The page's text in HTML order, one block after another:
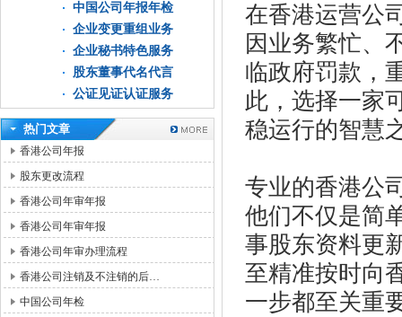
中国公司年报年检
企业变更重组业务
企业秘书特色服务
股东董事代名代言
公证见证认证服务
热门文章
香港公司年报
股东更改流程
香港公司年审年报
香港公司年审年报
香港公司年审办理流程
香港公司注销及不注销的后…
中国公司年检
在香港运营公
因业务繁忙、
临政府罚款，
此，选择一家
稳运行的智慧
专业的香港公
他们不仅是简
事股东资料更
至精准按时向
一步都至关重